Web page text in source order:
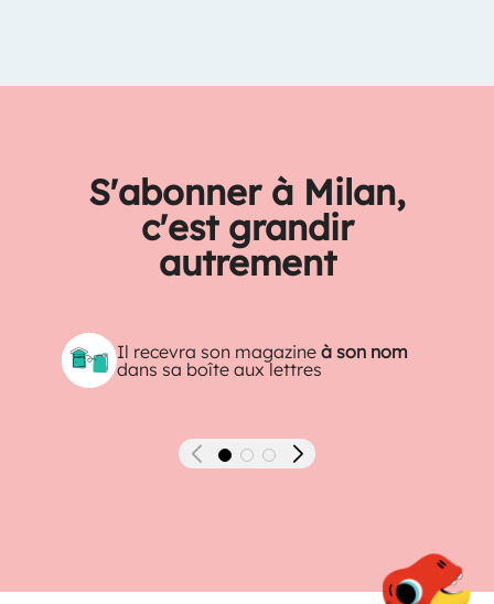
S'abonner à Milan,
c'est grandir
autrement
Il recevra son magazineà son nom
dans sa boîte aux lettres
Précédent Suivant